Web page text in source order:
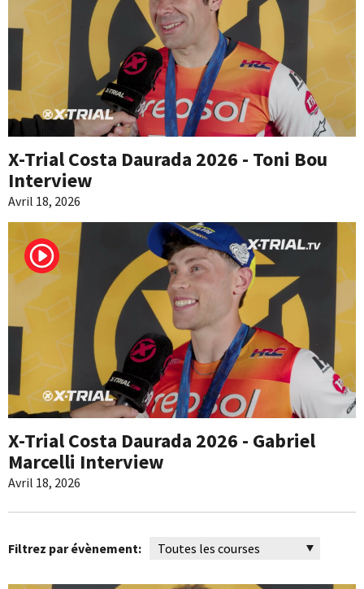
X-Trial Costa Daurada 2026 - Toni Bou
Interview
Avril 18, 2026
X-Trial Costa Daurada 2026 - Gabriel
Marcelli Interview
Avril 18, 2026
Filtrez par évènement: